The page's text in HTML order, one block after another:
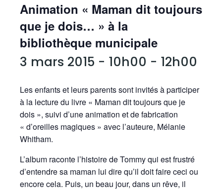
Animation « Maman dit toujours
que je dois… » à la
bibliothèque municipale
3 mars 2015 - 10h00 - 12h00
Les enfants et leurs parents sont invités à participer
à la lecture du livre « Maman dit toujours que je
dois », suivi d’une animation et de fabrication
« d’oreilles magiques » avec l’auteure, Mélanie
Whitham.
L’album raconte l’histoire de Tommy qui est frustré
d’entendre sa maman lui dire qu’il doit faire ceci ou
encore cela. Puis, un beau jour, dans un rêve, il